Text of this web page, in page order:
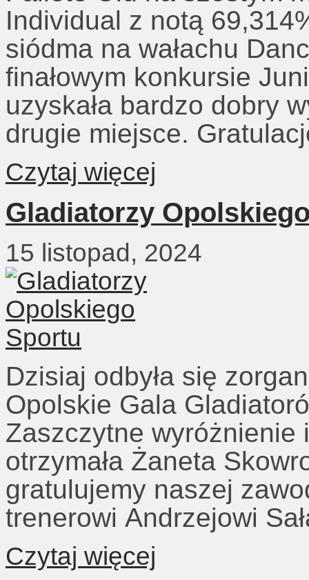
Individual z notą
siódma na wałachu
finałowym konkursie
uzyskała bardzo dobry
drugie miejsce.
Czytaj więcej
Gladiatorzy
15 listopad, 2024
Dzisiaj odbyła się
Opolskie Gala
Zaszczytne wyróżnienie
otrzymała Żaneta
gratulujemy naszej
trenerowi Andrzejowi
Czytaj więcej